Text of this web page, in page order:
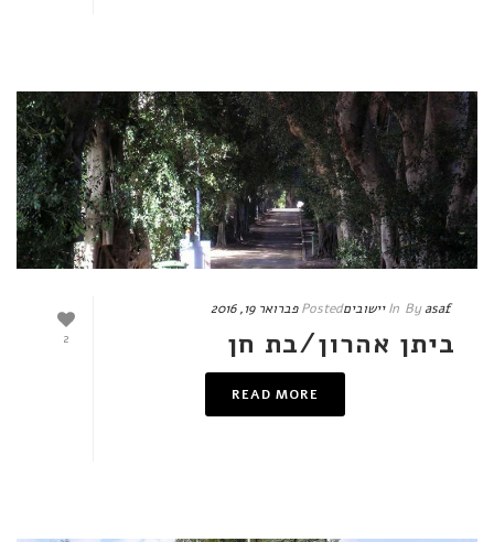
2
Byasaf
In יישוביםPosted פברואר 19, 2016
ביתן אהרון/בת חן
READ MORE